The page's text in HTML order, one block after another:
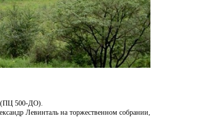
(ПЦ 500-ДО).
Левинталь на торжественном собрании,